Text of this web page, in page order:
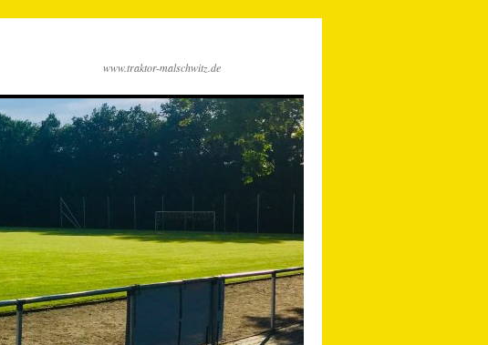
www.traktor-malschwitz.de